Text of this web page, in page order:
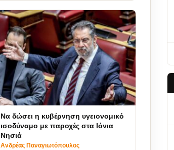
Να δώσει η κυβέρνηση υγειονομικό
ισοδύναμο με παροχές στα Ιόνια
Νησιά
Ανδρέας Παναγιωτόπουλος